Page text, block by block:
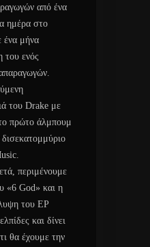
από ένα
ημέρα στο
ένα μήνα
του ενός
του Drake με
πρώτο άλμπουμ
περιμένουμε
«6 God» και η
του EP
και δίνει
θα έχουμε την